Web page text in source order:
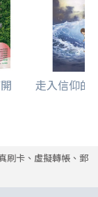
性高，不在此細
奧妙，頓時叫我
，在我與她五十
許了。讀了她的
她的那些「孫家
博士、兒童數學
人）
走入信仰的
刷卡、虛擬轉帳、郵